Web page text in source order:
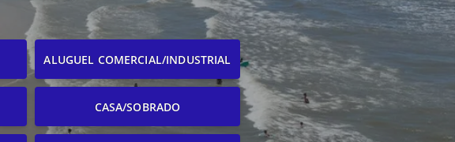
ALUGUEL COMERCIAL/INDUSTRIAL
CASA/SOBRADO